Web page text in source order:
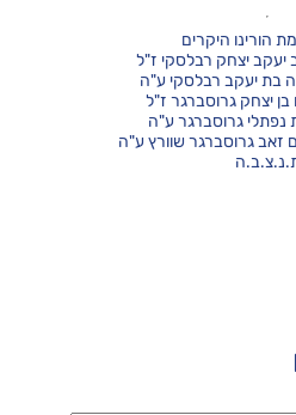
הורינו היקרים
יעקב יצחק רבלסקי ז"ל
בת יעקב רבלסקי ע"ה
בן יצחק גרוסברגר ז"ל
גרוסברגר ע"ה
גרוסברגר שוורץ ע"ה